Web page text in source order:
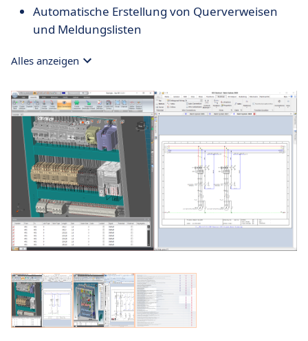
Automatische Erstellung von Querverweisen
und Meldungslisten
Alles anzeigen